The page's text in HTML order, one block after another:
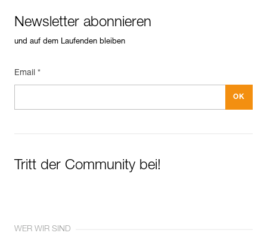
Newsletter abonnieren
und auf dem Laufenden bleiben
Email *
Tritt der Community bei!
WER WIR SIND